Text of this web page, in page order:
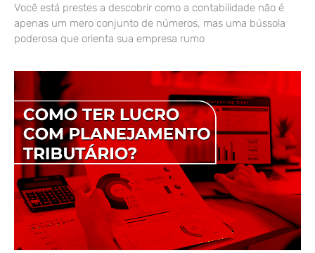
Você está prestes a descobrir como a contabilidade não é
apenas um mero conjunto de números, mas uma bússola
poderosa que orienta sua empresa rumo